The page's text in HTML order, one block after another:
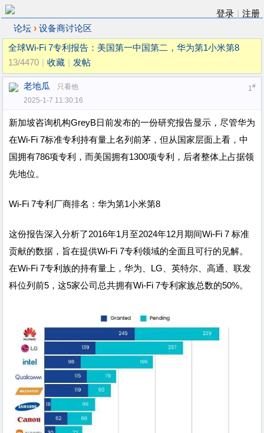
登录
注册
论坛 › 设备商讨论区
全球Wi-Fi 7专利报告：美国第一中国第二，华为第1小米第8
13/4470
收藏 发帖
1#
老地瓜
只看他
2025-1-7 11:30:16
新加坡咨询机构GreyB日前发布的一份研究报告显示，尽管华为
在Wi-Fi 7标准专利持有量上名列前茅，但从国家层面上看，中
国拥有786项专利，而美国拥有1300项专利，后者整体上占据领
先地位。
Wi-Fi 7专利厂商排名：华为第1小米第8
这份报告深入分析了2016年1月至2024年12月期间Wi-Fi 7 标准
贡献的数据，旨在提供Wi-Fi 7专利领域的全面且可行的见解。
在Wi-Fi 7专利族的持有量上，华为、LG、英特尔、高通、联发
科位列前5，这5家公司总共拥有Wi-Fi 7专利家族总数的50%。